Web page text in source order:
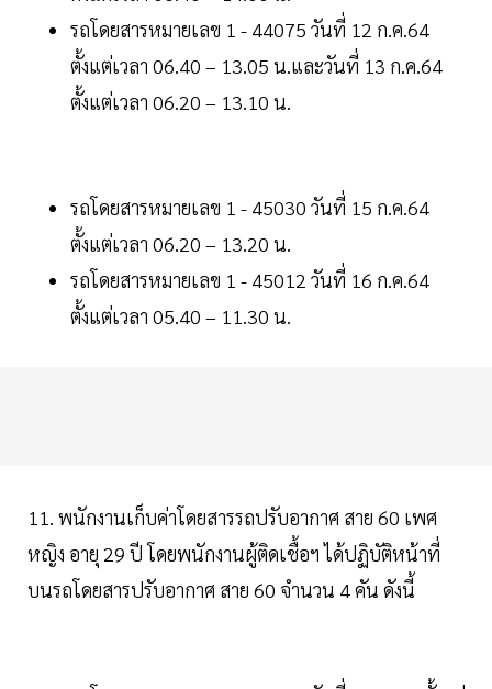
รถโดยสารหมายเลข 1 - 44075 วันที่ 12 ก.ค.64
ตั้งแต่เวลา 06.40 – 13.05 น.และวันที่ 13 ก.ค.64
ตั้งแต่เวลา 06.20 – 13.10 น.
รถโดยสารหมายเลข 1 - 45030 วันที่ 15 ก.ค.64
ตั้งแต่เวลา 06.20 – 13.20 น.
รถโดยสารหมายเลข 1 - 45012 วันที่ 16 ก.ค.64
ตั้งแต่เวลา 05.40 – 11.30 น.
11. พนักงานเก็บค่าโดยสารรถปรับอากาศ สาย 60 เพศ
หญิง อายุ 29 ปี โดยพนักงานผู้ติดเชื้อฯ ได้ปฏิบัติหน้าที่
บนรถโดยสารปรับอากาศ สาย 60 จำนวน 4 คัน ดังนี้